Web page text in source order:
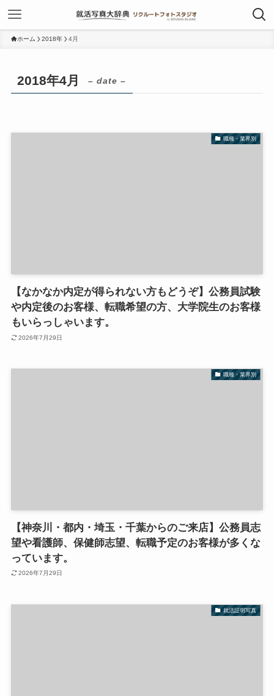
ホーム 2018年 4月
2018年4月 – date –
職種・業界別
【なかなか内定が得られない方もどうぞ】公務員試験
や内定後のお客様、転職希望の方、大学院生のお客様
もいらっしゃいます。
2026年7月29日
職種・業界別
【神奈川・都内・埼玉・千葉からのご来店】公務員志
望や看護師、保健師志望、転職予定のお客様が多くな
っています。
2026年7月29日
就活証明写真